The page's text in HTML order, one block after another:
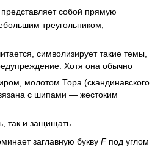
собой прямую
треугольником,
символизирует такие темы,
Хотя она обычно
молотом Тора (скандинавского
с шипами — жестоким
так и защищать.
заглавную букву Fпод углом